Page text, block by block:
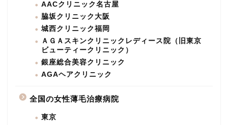
AACクリニック名古屋
脇坂クリニック大阪
城西クリニック福岡
ＡＧＡスキンクリニックレディース院（旧東京
ビューティークリニック）
銀座総合美容クリニック
AGAヘアクリニック
全国の女性薄毛治療病院
東京